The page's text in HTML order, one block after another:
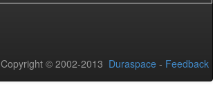
Copyright © 2002-2013 Duraspace - Feedback